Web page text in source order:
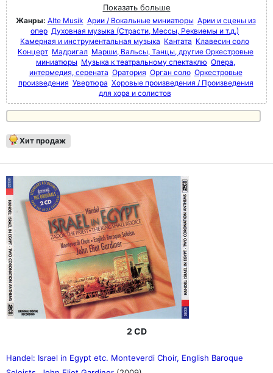
Показать больше
Жанры: Alte Musik Арии / Вокальные миниатюры Арии и сцены из
опер Духовная музыка (Страсти, Мессы, Реквиемы и т.д.)
Камерная и инструментальная музыка Кантата Клавесин соло
Концерт Мадригал Марши, Вальсы, Танцы, другие Оркестровые
миниатюры Музыка к театральному спектаклю Опера,
интермедия, серената Оратория Орган соло Оркестровые
произведения Увертюра Хоровые произведения / Произведения
для хора и солистов
Хит продаж
2 CD
Handel: Israel in Egypt etc. Monteverdi Choir, English Baroque